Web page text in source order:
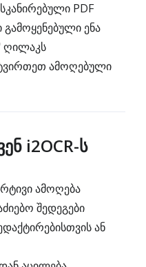
PDF
ენა
ღილაკს
ამოღებული
i2OCR-ს
ამოღება
შედეგები
ან